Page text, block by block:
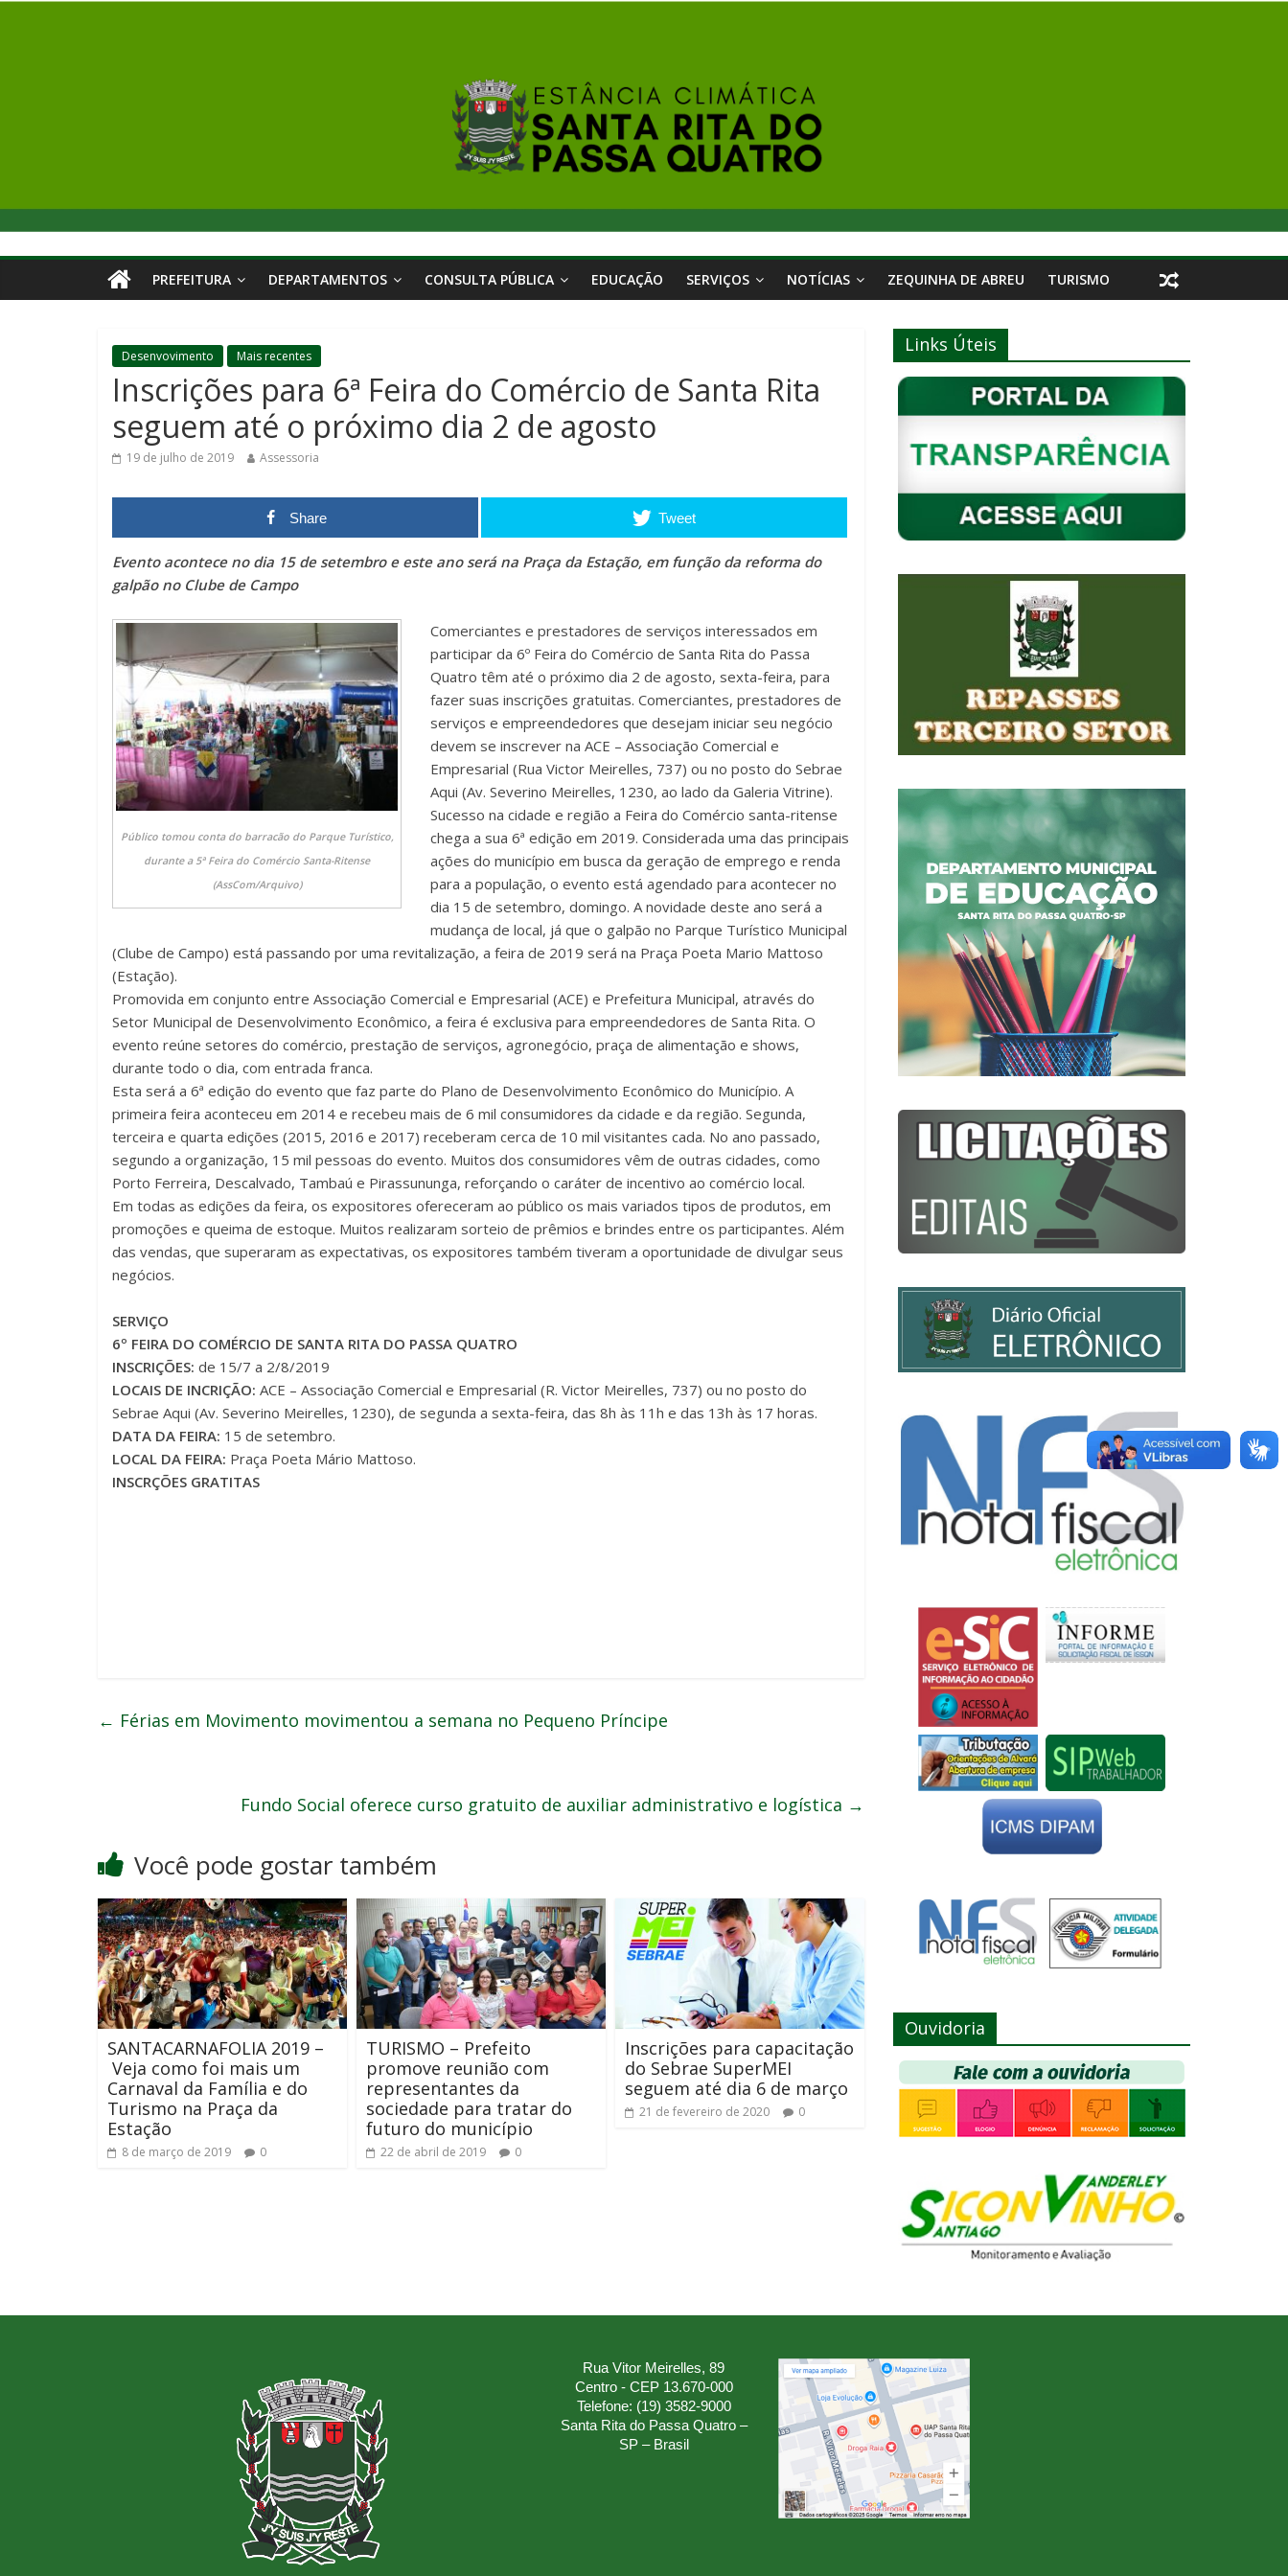
PREFEITURA DEPARTAMENTOS CONSULTA PÚBLICA EDUCAÇÃO SERVIÇOS NOTÍCIAS ZEQUINHA DE ABREU TURISMO
Desenvovimento Mais recentes
Inscrições para 6ª Feira do Comércio de Santa Rita
seguem até o próximo dia 2 de agosto
19 de julho de 2019 Assessoria
Share Tweet
Evento acontece no dia 15 de setembro e este ano será na Praça da Estação, em função da reforma do
galpão no Clube de Campo
Público tomou conta do barracão do Parque Turístico,
durante a 5ª Feira do Comércio Santa-Ritense
(AssCom/Arquivo)
Comerciantes e prestadores de serviços interessados em
participar da 6º Feira do Comércio de Santa Rita do Passa
Quatro têm até o próximo dia 2 de agosto, sexta-feira, para
fazer suas inscrições gratuitas. Comerciantes, prestadores de
serviços e empreendedores que desejam iniciar seu negócio
devem se inscrever na ACE – Associação Comercial e
Empresarial (Rua Victor Meirelles, 737) ou no posto do Sebrae
Aqui (Av. Severino Meirelles, 1230, ao lado da Galeria Vitrine).
Sucesso na cidade e região a Feira do Comércio santa-ritense
chega a sua 6ª edição em 2019. Considerada uma das principais
ações do município em busca da geração de emprego e renda
para a população, o evento está agendado para acontecer no
dia 15 de setembro, domingo. A novidade deste ano será a
mudança de local, já que o galpão no Parque Turístico Municipal
(Clube de Campo) está passando por uma revitalização, a feira de 2019 será na Praça Poeta Mario Mattoso
(Estação).
Promovida em conjunto entre Associação Comercial e Empresarial (ACE) e Prefeitura Municipal, através do
Setor Municipal de Desenvolvimento Econômico, a feira é exclusiva para empreendedores de Santa Rita. O
evento reúne setores do comércio, prestação de serviços, agronegócio, praça de alimentação e shows,
durante todo o dia, com entrada franca.
Esta será a 6ª edição do evento que faz parte do Plano de Desenvolvimento Econômico do Município. A
primeira feira aconteceu em 2014 e recebeu mais de 6 mil consumidores da cidade e da região. Segunda,
terceira e quarta edições (2015, 2016 e 2017) receberam cerca de 10 mil visitantes cada. No ano passado,
segundo a organização, 15 mil pessoas do evento. Muitos dos consumidores vêm de outras cidades, como
Porto Ferreira, Descalvado, Tambaú e Pirassununga, reforçando o caráter de incentivo ao comércio local.
Em todas as edições da feira, os expositores ofereceram ao público os mais variados tipos de produtos, em
promoções e queima de estoque. Muitos realizaram sorteio de prêmios e brindes entre os participantes. Além
das vendas, que superaram as expectativas, os expositores também tiveram a oportunidade de divulgar seus
negócios.
SERVIÇO
6º FEIRA DO COMÉRCIO DE SANTA RITA DO PASSA QUATRO
INSCRIÇÕES: de 15/7 a 2/8/2019
LOCAIS DE INCRIÇÃO: ACE – Associação Comercial e Empresarial (R. Victor Meirelles, 737) ou no posto do
Sebrae Aqui (Av. Severino Meirelles, 1230), de segunda a sexta-feira, das 8h às 11h e das 13h às 17 horas.
DATA DA FEIRA: 15 de setembro.
LOCAL DA FEIRA: Praça Poeta Mário Mattoso.
INSCRÇÕES GRATITAS
← Férias em Movimento movimentou a semana no Pequeno Príncipe
Fundo Social oferece curso gratuito de auxiliar administrativo e logística →
Você pode gostar também
SANTACARNAFOLIA 2019 –
Veja como foi mais um
Carnaval da Família e do
Turismo na Praça da
Estação
8 de março de 2019 0
TURISMO – Prefeito
promove reunião com
representantes da
sociedade para tratar do
futuro do município
22 de abril de 2019 0
Inscrições para capacitação
do Sebrae SuperMEI
seguem até dia 6 de março
21 de fevereiro de 2020 0
Links Úteis
Ouvidoria
Rua Vitor Meirelles, 89
Centro - CEP 13.670-000
Telefone: (19) 3582-9000
Santa Rita do Passa Quatro –
SP – Brasil